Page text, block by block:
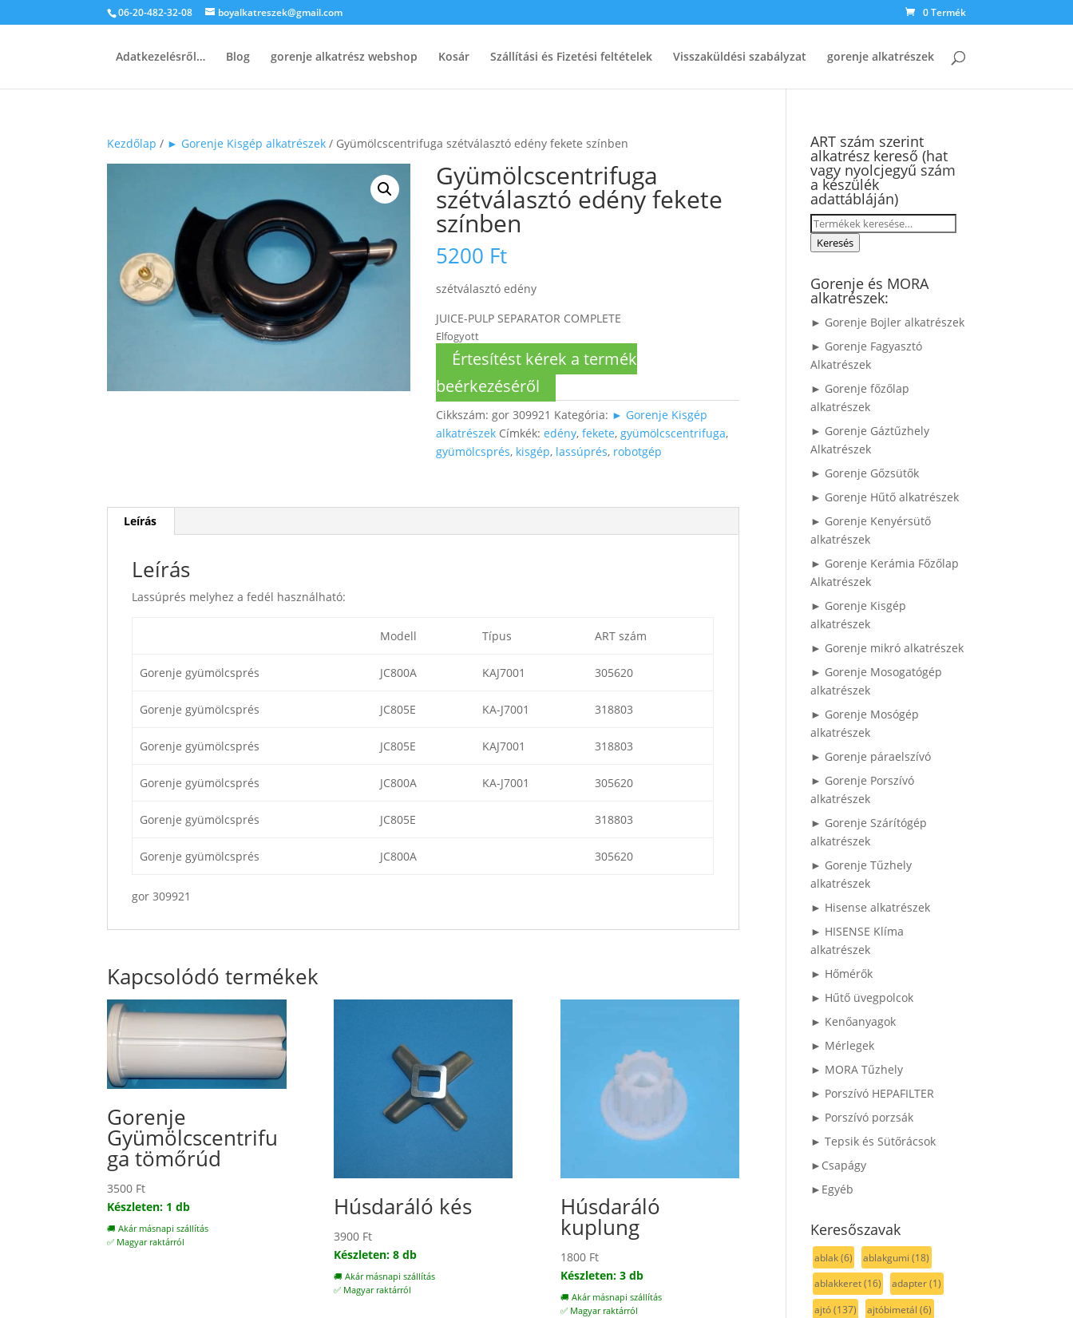
06-20-482-32-08 boyalkatreszek@gmail.com 0 Termék
Adatkezelésről… Blog gorenje alkatrész webshop Kosár Szállítási és Fizetési feltételek Visszaküldési szabályzat gorenje alkatrészek
Kezdőlap / ► Gorenje Kisgép alkatrészek / Gyümölcscentrifuga szétválasztó edény fekete színben
Gyümölcscentrifuga
szétválasztó edény fekete
színben
5200 Ft
szétválasztó edény
JUICE-PULP SEPARATOR COMPLETE
Elfogyott
Értesítést kérek a termék
beérkezéséről
Cikkszám:gor 309921 Kategória: ► Gorenje Kisgép
alkatrészek Címkék:edény,fekete,gyümölcscentrifuga,
gyümölcsprés, kisgép, lassúprés, robotgép
Leírás
Leírás
Lassúprés melyhez a fedél használható:
Modell Típus ART szám
Gorenje gyümölcsprés JC800A KAJ7001 305620
Gorenje gyümölcsprés JC805E KA-J7001 318803
Gorenje gyümölcsprés JC805E KAJ7001 318803
Gorenje gyümölcsprés JC800A KA-J7001 305620
Gorenje gyümölcsprés JC805E 318803
Gorenje gyümölcsprés JC800A 305620
gor 309921
Kapcsolódó termékek
Gorenje
Gyümölcscentrifu
ga tömőrúd
3500 Ft
Készleten: 1 db
🚚 Akár másnapi szállítás
✅ Magyar raktárról
Húsdaráló kés
3900 Ft
Készleten: 8 db
🚚 Akár másnapi szállítás
✅ Magyar raktárról
Húsdaráló
kuplung
1800 Ft
Készleten: 3 db
🚚 Akár másnapi szállítás
✅ Magyar raktárról
ART szám szerint
alkatrész kereső (hat
vagy nyolcjegyű szám
a készülék
adattábláján)
Keresés
a Keresés
Gorenje és MORA
alkatrészek:
► Gorenje Bojler alkatrészek
► Gorenje Fagyasztó
Alkatrészek
► Gorenje főzőlap
alkatrészek
► Gorenje Gáztűzhely
Alkatrészek
► Gorenje Gőzsütők
► Gorenje Hűtő alkatrészek
► Gorenje Kenyérsütő
alkatrészek
► Gorenje Kerámia Főzőlap
Alkatrészek
► Gorenje Kisgép
alkatrészek
► Gorenje mikró alkatrészek
► Gorenje Mosogatógép
alkatrészek
► Gorenje Mosógép
alkatrészek
► Gorenje páraelszívó
► Gorenje Porszívó
alkatrészek
► Gorenje Szárítógép
alkatrészek
► Gorenje Tűzhely
alkatrészek
► Hisense alkatrészek
► HISENSE Klíma
alkatrészek
► Hőmérők
► Hűtő üvegpolcok
► Kenőanyagok
► Mérlegek
► MORA Tűzhely
► Porszívó HEPAFILTER
► Porszívó porzsák
► Tepsik és Sütőrácsok
►Csapágy
►Egyéb
Keresőszavak
ablak(6) ablakgumi (18)
ablakkeret(16) adapter(1)
ajtó(137) ajtóbimetál (6)